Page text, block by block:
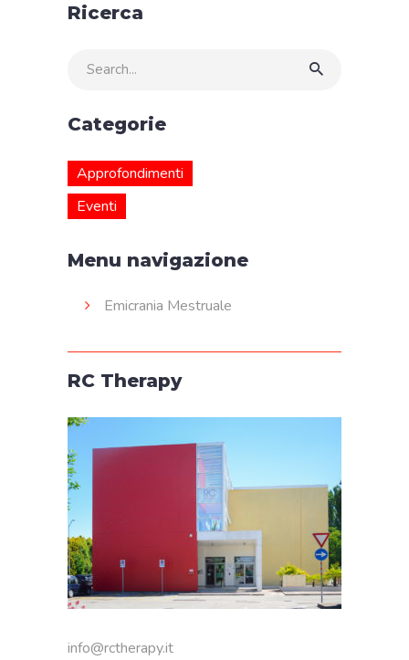
Ricerca
Search
Categorie
Approfondimenti
Eventi
Menu navigazione
Emicrania Mestruale
RC Therapy
info@rctherapy.it